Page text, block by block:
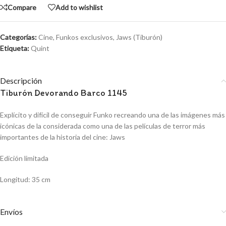
Compare Add to wishlist
Categorías:Cine, Funkos exclusivos, Jaws (Tiburón)
Etiqueta:Quint
Descripción
Tiburón Devorando Barco 1145
Explícito y difícil de conseguir Funko recreando una de las imágenes más
icónicas de la considerada como una de las películas de terror más
importantes de la historia del cine: Jaws
Edición limitada
Longitud: 35 cm
Envíos